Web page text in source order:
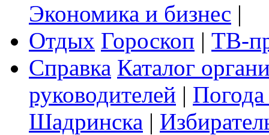
Экономика и бизнес |
Отдых Гороскоп | ТВ-
Справка Каталог
руководителей |
Шадринска |